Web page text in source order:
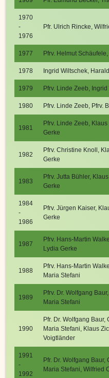
1970
-
1976
Pfr. Ulrich Rincke,
1977 Pfrv. Helmut
1978 Ingrid Wiltschek,
1979 Pfrv. Linde Zeeb,
1980 Pfrv. Linde Zeeb, Pfrv.
1981
Pfrv. Linde Zeeb,
Gerke
1982
Pfrv. Christine Knoll,
Gerke
1983
Pfrv. Jutta Bühler,
Gerke
1984
-
1986
Pfrv. Jürgen Kaiser,
Gerke
1987
Pfrv. Hans-Martin
Lydia Gerke
1988
Pfrv. Hans-Martin
Maria Stefani
1989
Pfrv. Dr. Wolfgang
Maria Stefani
1990
Pfr. Dr. Wolfgang
Maria Stefani, Klaus
Voigtländer
1991
-
1992
Pfr. Dr. Wolfgang
Maria Stefani, Wilfried